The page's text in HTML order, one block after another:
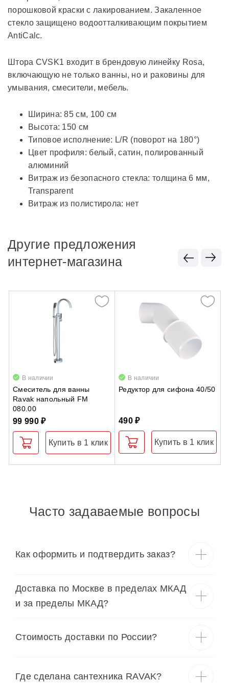
порошковой краски с лакированием. Закаленное
стекло защищено водоотталкивающим покрытием
AntiCalc.
Штора CVSK1 входит в брендовую линейку Rosa,
включающую не только ванны, но и раковины для
умывания, смесители, мебель.
Ширина: 85 см, 100 см
Высота: 150 см
Типовое исполнение: L/R (поворот на 180°)
Цвет профиля: белый, сатин, полированный
алюминий
Витраж из безопасного стекла: толщина 6 мм,
Transparent
Витраж из полистирола: нет
Другие предложения
интернет-магазина
В наличии
Смеситель для ванны
Ravak напольный FM
080.00
99 990 ₽
Купить в 1 клик
В наличии
Редуктор для сифона 40/50
490 ₽
Купить в 1 клик
Часто задаваемые вопросы
Как оформить и подтвердить заказ?
Доставка по Москве в пределах МКАД
и за пределы МКАД?
Cтоимость доставки по России?
Где сделана сантехника RAVAK?